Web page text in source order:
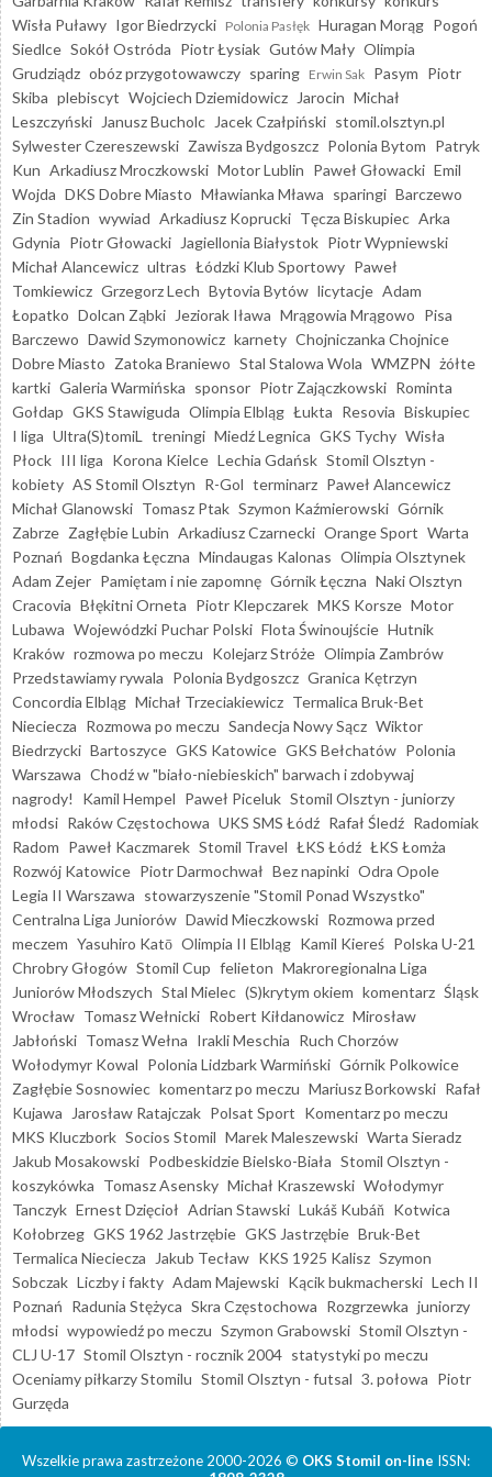
Wisła Puławy Igor Biedrzycki Polonia Pasłęk Huragan Morąg Pogoń
Siedlce Sokół Ostróda Piotr Łysiak Gutów Mały Olimpia
Grudziądz obóz przygotowawczy sparing Erwin Sak Pasym Piotr
Skiba plebiscyt Wojciech Dziemidowicz Jarocin Michał
Leszczyński
Janusz Bucholc Jacek Czałpiński stomil.olsztyn.pl
Sylwester Czereszewski Zawisza Bydgoszcz Polonia Bytom Patryk
Kun Arkadiusz Mroczkowski Motor Lublin Paweł Głowacki Emil
Wojda DKS Dobre Miasto Mławianka Mława sparingi Barczewo
Zin Stadion wywiad Arkadiusz Koprucki Tęcza Biskupiec Arka
Gdynia Piotr Głowacki Jagiellonia Białystok Piotr Wypniewski
Michał Alancewicz ultras Łódzki Klub Sportowy Paweł
Tomkiewicz Grzegorz Lech Bytovia Bytów licytacje Adam
Łopatko Dolcan Ząbki Jeziorak Iława Mrągowia Mrągowo Pisa
Barczewo Dawid Szymonowicz karnety Chojniczanka Chojnice
Dobre Miasto Zatoka Braniewo Stal Stalowa Wola WMZPN żółte
kartki Galeria Warmińska sponsor Piotr Zajączkowski Rominta
Gołdap GKS Stawiguda Olimpia Elbląg Łukta Resovia Biskupiec
I liga Ultra(S)tomiL treningi Miedź Legnica GKS Tychy Wisła
Płock III liga Korona Kielce Lechia Gdańsk Stomil Olsztyn -
kobiety AS Stomil Olsztyn R-Gol terminarz Paweł Alancewicz
Michał Glanowski Tomasz Ptak Szymon Kaźmierowski Górnik
Zabrze Zagłębie Lubin Arkadiusz Czarnecki Orange Sport Warta
Poznań Bogdanka Łęczna Mindaugas Kalonas Olimpia Olsztynek
Adam Zejer Pamiętam i nie zapomnę Górnik Łęczna Naki Olsztyn
Cracovia Błękitni Orneta Piotr Klepczarek MKS Korsze Motor
Lubawa Wojewódzki Puchar Polski Flota Świnoujście Hutnik
Kraków rozmowa po meczu Kolejarz Stróże Olimpia Zambrów
Przedstawiamy rywala Polonia Bydgoszcz Granica Kętrzyn
Concordia Elbląg Michał Trzeciakiewicz Termalica Bruk-Bet
Nieciecza Rozmowa po meczu Sandecja Nowy Sącz Wiktor
Biedrzycki Bartoszyce GKS Katowice GKS Bełchatów Polonia
Warszawa Chodź w "biało-niebieskich" barwach i zdobywaj
nagrody!
Kamil Hempel Paweł Piceluk Stomil Olsztyn - juniorzy
młodsi Raków Częstochowa UKS SMS Łódź Rafał Śledź Radomiak
Radom Paweł Kaczmarek Stomil Travel ŁKS Łódź ŁKS Łomża
Rozwój Katowice Piotr Darmochwał Bez napinki Odra Opole
Legia II Warszawa stowarzyszenie "Stomil Ponad Wszystko"
Centralna Liga Juniorów Dawid Mieczkowski Rozmowa przed
meczem Yasuhiro Katō Olimpia II Elbląg Kamil Kiereś Polska U-21
Chrobry Głogów Stomil Cup felieton Makroregionalna Liga
Juniorów Młodszych Stal Mielec (S)krytym okiem komentarz Śląsk
Wrocław Tomasz Wełnicki Robert Kiłdanowicz Mirosław
Jabłoński Tomasz Wełna Irakli Meschia Ruch Chorzów
Wołodymyr Kowal Polonia Lidzbark Warmiński Górnik Polkowice
Zagłębie Sosnowiec komentarz po meczu Mariusz Borkowski Rafał
Kujawa
Jarosław Ratajczak Polsat Sport Komentarz po meczu
MKS Kluczbork Socios Stomil Marek Maleszewski Warta Sieradz
Jakub Mosakowski Podbeskidzie Bielsko-Biała Stomil Olsztyn -
koszykówka Tomasz Asensky Michał Kraszewski Wołodymyr
Tanczyk Ernest Dzięcioł Adrian Stawski Lukáš Kubáň Kotwica
Kołobrzeg GKS 1962 Jastrzębie GKS Jastrzębie Bruk-Bet
Termalica Nieciecza
Jakub Tecław KKS 1925 Kalisz Szymon
Sobczak Liczby i fakty Adam Majewski Kącik bukmacherski Lech II
Poznań Radunia Stężyca Skra Częstochowa Rozgrzewka juniorzy
młodsi wypowiedź po meczu Szymon Grabowski Stomil Olsztyn -
CLJ U-17 Stomil Olsztyn - rocznik 2004 statystyki po meczu
Oceniamy piłkarzy Stomilu Stomil Olsztyn - futsal 3. połowa Piotr
Gurzęda
Wszelkie prawa zastrzeżone 2000-2026 © OKS Stomil on-line ISSN: